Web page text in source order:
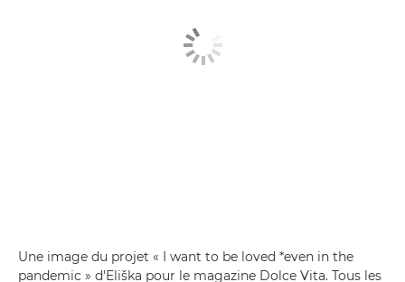
Une image du projet « I want to be loved *even in the
pandemic » d'Eliška pour le magazine Dolce Vita. Tous les